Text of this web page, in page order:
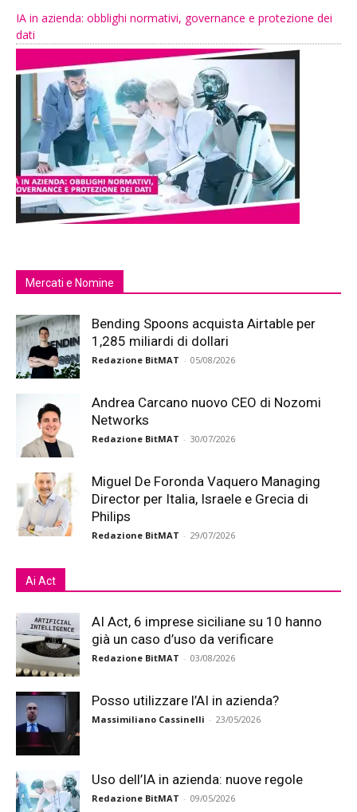
IA in azienda: obblighi normativi, governance e protezione dei
dati
Mercati e Nomine
Bending Spoons acquista Airtable per
1,285 miliardi di dollari
Redazione BitMAT - 05/08/2026
Andrea Carcano nuovo CEO di Nozomi
Networks
Redazione BitMAT - 30/07/2026
Miguel De Foronda Vaquero Managing
Director per Italia, Israele e Grecia di
Philips
Redazione BitMAT - 29/07/2026
Ai Act
AI Act, 6 imprese siciliane su 10 hanno
già un caso d’uso da verificare
Redazione BitMAT - 03/08/2026
Posso utilizzare l’AI in azienda?
Massimiliano Cassinelli - 23/05/2026
Uso dell’IA in azienda: nuove regole
Redazione BitMAT - 09/05/2026